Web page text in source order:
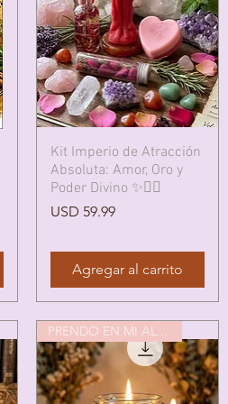
Vista rápida
Kit Imperio de Atracción
Absoluta: Amor, Oro y
Poder Divino ✨❤️‍🔥
Precio
USD 59.99
Agregar al carrito
PRENDO EN MI ALTAR